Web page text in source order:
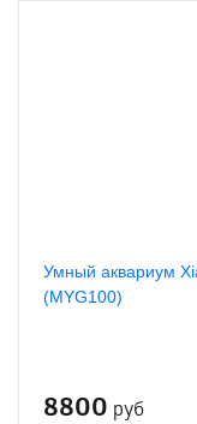
Умный аквариум
(MYG100)
8800 руб